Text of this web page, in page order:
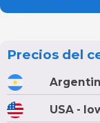
Precios del